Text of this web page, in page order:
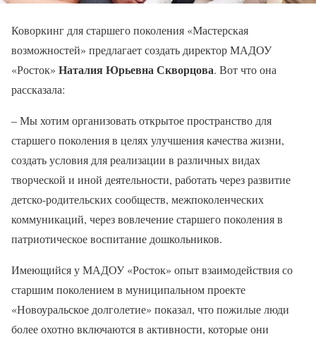
Коворкинг для старшего поколения «Мастерская
возможностей» предлагает создать директор МАДОУ
«Росток» Наталия Юрьевна Скворцова. Вот что она
рассказала:
– Мы хотим организовать открытое пространство для
старшего поколения в целях улучшения качества жизни,
создать условия для реализации в различных видах
творческой и иной деятельности, работать через развитие
детско-родительских сообществ, межпоколенческих
коммуникаций, через вовлечение старшего поколения в
патриотическое воспитание дошкольников.
Имеющийся у МАДОУ «Росток» опыт взаимодействия со
старшим поколением в муниципальном проекте
«Новоуральское долголетие» показал, что пожилые люди
более охотно включаются в активности, которые они